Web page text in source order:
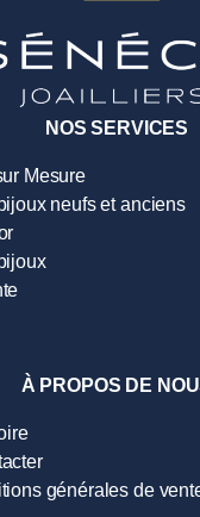
NOS SERVICES
Mesure
neufs et anciens
À PROPOS DE
générales de